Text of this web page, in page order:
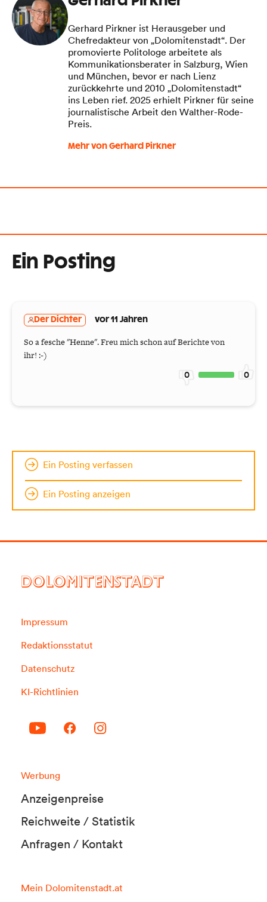
Gerhard Pirkner ist Herausgeber und
Chefredakteur von „Dolomitenstadt“. Der
promovierte Politologe arbeitete als
Kommunikationsberater in Salzburg, Wien
und München, bevor er nach Lienz
zurückkehrte und 2010 „Dolomitenstadt“
ins Leben rief. 2025 erhielt Pirkner für seine
journalistische Arbeit den Walther-Rode-
Preis.
Mehr von Gerhard Pirkner
Ein Posting
Der Dichter vor 11 Jahren
So a fesche "Henne". Freu mich schon auf Berichte von
ihr! :-)
0 0
Ein Posting verfassen
Ein Posting anzeigen
DOLOMITENSTADT
Impressum
Redaktionsstatut
Datenschutz
KI-Richtlinien
Werbung
Anzeigenpreise
Reichweite / Statistik
Anfragen / Kontakt
Mein Dolomitenstadt.at